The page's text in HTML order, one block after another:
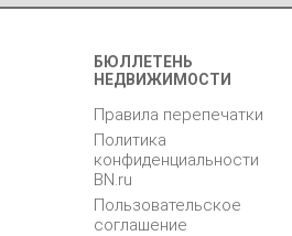
БЮЛЛЕТЕНЬ
НЕДВИЖИМОСТИ
Правила перепечатки
Политика
конфиденциальности
BN.ru
Пользовательское
соглашение